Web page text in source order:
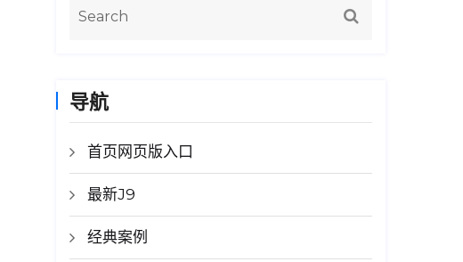
导航
首页网页版入口
最新J9
经典案例